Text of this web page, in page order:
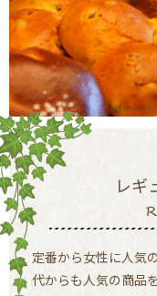
レギ
定番から女性に人気
代からも人気の商品